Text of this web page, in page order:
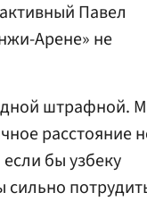
Павел
Арене» не
штрафной.
расстояние
бы узбеку